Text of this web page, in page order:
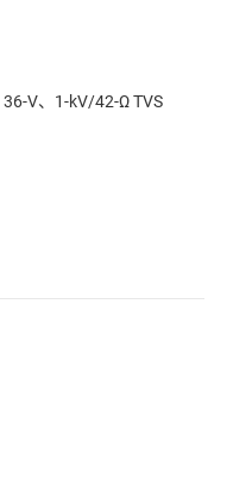
V、1-kV/42-Ω TVS